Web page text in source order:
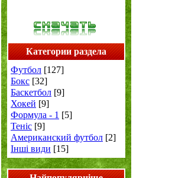
Категории раздела
Футбол [127]
Бокс [32]
Баскетбол [9]
Хокей [9]
Формула - 1 [5]
Теніс [9]
Американский футбол [2]
Інші види [15]